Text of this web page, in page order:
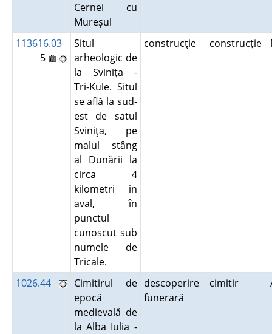
Cernei cu
Mureşul
113616.03
5
Situl
arheologic de
la Sviniţa -
Tri-Kule. Situl
se află la sud-
est de satul
Sviniţa, pe
malul stâng
al Dunării la
circa 4
kilometri în
aval, în
punctul
cunoscut sub
numele de
Tricale.
construcţie construcţie
1026.44
Cimitirul de
epocă
medievală de
la Alba Iulia -
descoperire
funerară
cimitir